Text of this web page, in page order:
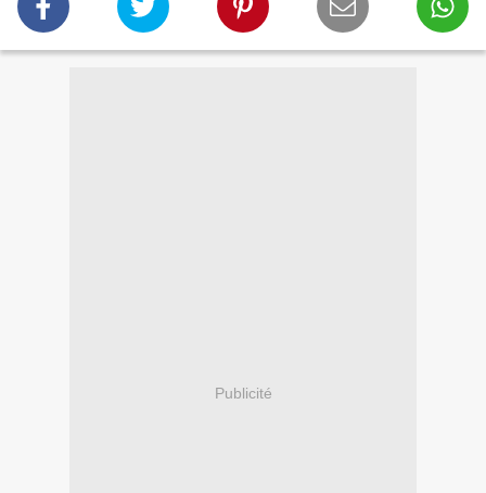
Publicité